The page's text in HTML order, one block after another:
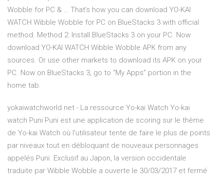
Wobble for PC & … That’s how you can download YO-KAI
WATCH Wibble Wobble for PC on BlueStacks 3 with official
method. Method 2: Install BlueStacks 3 on your PC. Now
download YO-KAI WATCH Wibble Wobble APK from any
sources. Or use other markets to download its APK on your
PC. Now on BlueStacks 3, go to “My Apps” portion in the
home tab.
yokaiwatchworld.net - La ressource Yo-kai Watch Yo-kai
watch Puni Puni est une application de scoring sur le thème
de Yo-kai Watch où l'utilisateur tente de faire le plus de points
par niveaux tout en débloquant de nouveaux personnages
appelés Puni. Exclusif au Japon, la version occidentale
traduite par Wibble Wobble a ouverte le 30/03/2017 et fermé